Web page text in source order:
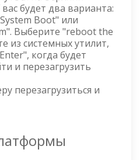
будет два варианта:
Boot" или
Выберите "reboot the
из системных утилит,
когда будет
и перезагрузить
перезагрузиться и